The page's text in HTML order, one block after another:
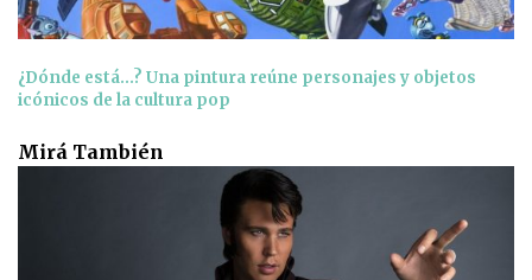
¿Dónde está…? Una pintura reúne personajes y objetos
icónicos de la cultura pop
Mirá También